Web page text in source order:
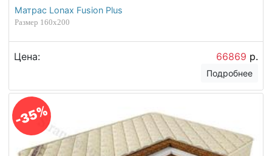
Матрас Lonax Fusion Plus
Размер 160х200
Цена: 66869 р.
Подробнее
-35%